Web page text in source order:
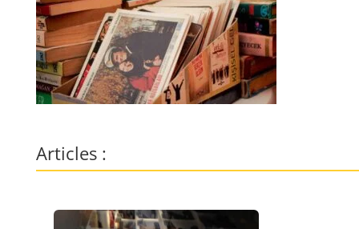
Articles :